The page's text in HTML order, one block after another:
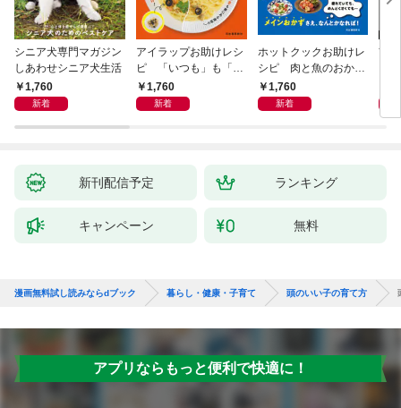
シニア犬専門マガジン
しあわせシニア犬生活
1,760
新着
アイラップお助けレシ
ピ 「いつも」も「も
しも」もおいしい！
1,760
新着
ホットクックお助けレ
シピ 肉と魚のおか
ず 少ない材料＆調味
料で、あとはスイッチ
1,760
新着
首
リ
昇
新刊配信予定 ランキング
キャンペーン 無料
漫画無料試し読みならdブック 暮らし・健康・子育て 頭のいい子の育て方
アプリならもっと便利で快適に！